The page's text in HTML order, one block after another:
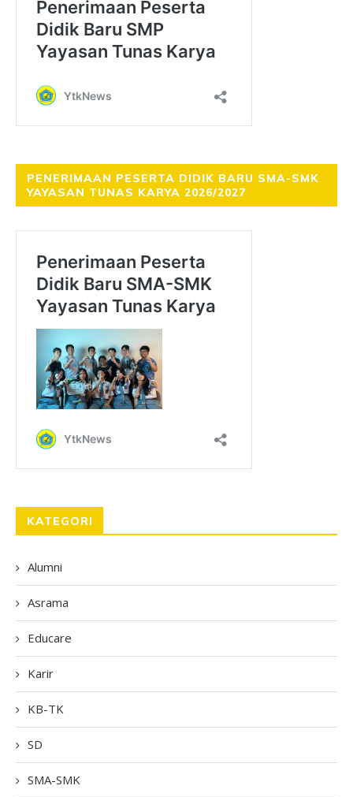
PENERIMAAN PESERTA DIDIK BARU SMA-SMK
YAYASAN TUNAS KARYA 2026/2027
KATEGORI
Alumni
Asrama
Educare
Karir
KB-TK
SD
SMA-SMK